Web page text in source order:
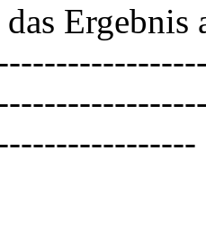
Ergebnis